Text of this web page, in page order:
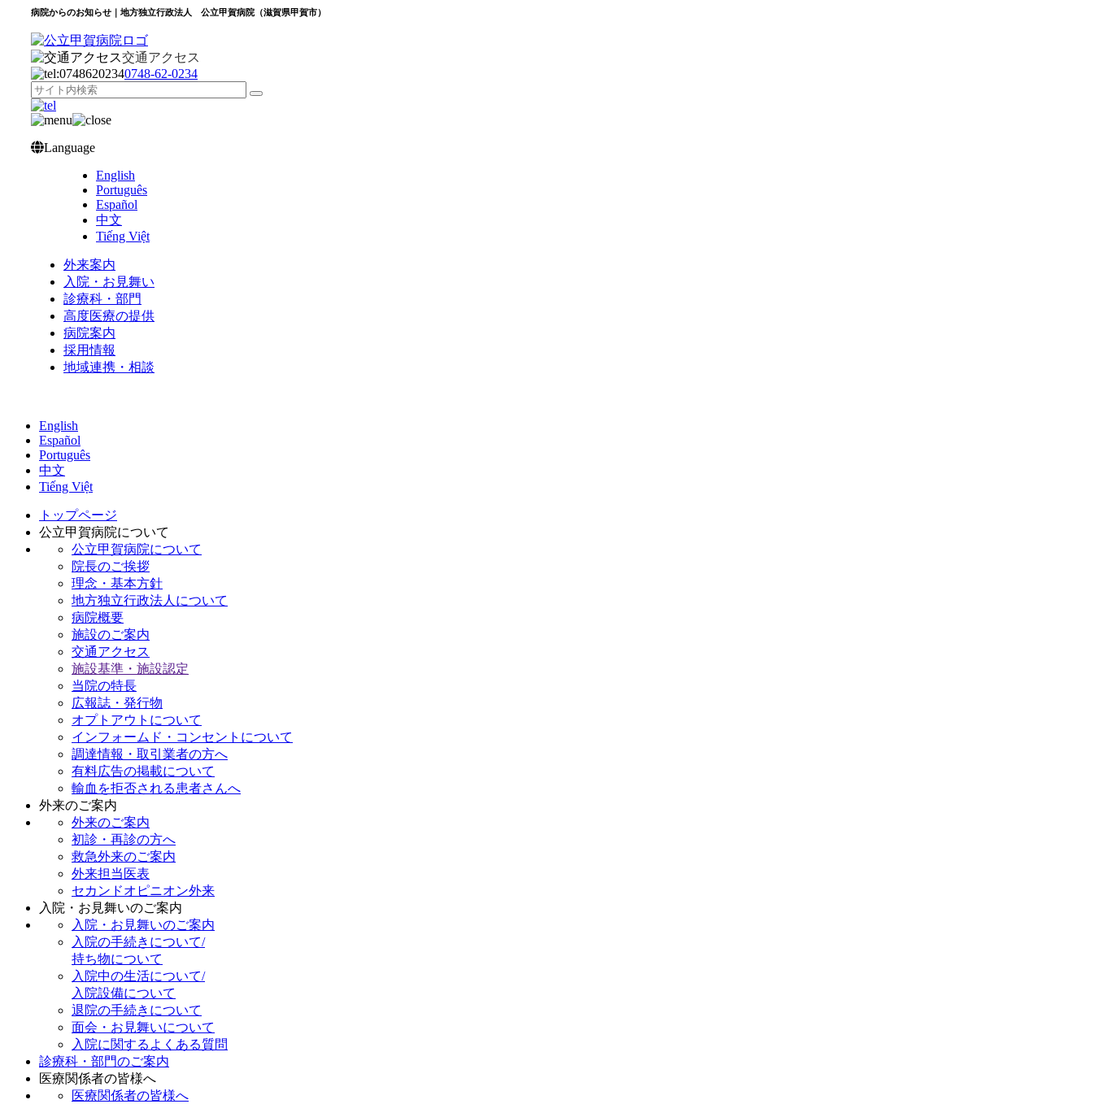
病院からのお知らせ｜地方独立行政法人 公立甲賀病院（滋賀県甲賀市）
交通アクセス
0748‐62‐0234
Language
English
Português
Español
中文
Tiếng Việt
外来案内
入院・お見舞い
診療科・部門
高度医療の提供
病院案内
採用情報
地域連携・相談
English
Español
Português
中文
Tiếng Việt
トップページ
公立甲賀病院について
公立甲賀病院について
院長のご挨拶
理念・基本方針
地方独立行政法人について
病院概要
施設のご案内
交通アクセス
施設基準・施設認定
当院の特長
広報誌・発行物
オプトアウトについて
インフォームド・コンセントについて
調達情報・取引業者の方へ
有料広告の掲載について
輸血を拒否される患者さんへ
外来のご案内
外来のご案内
初診・再診の方へ
救急外来のご案内
外来担当医表
セカンドオピニオン外来
入院・お見舞いのご案内
入院・お見舞いのご案内
入院の手続きについて/
持ち物について
入院中の生活について/
入院設備について
退院の手続きについて
面会・お見舞いについて
入院に関するよくある質問
診療科・部門のご案内
医療関係者の皆様へ
医療関係者の皆様へ